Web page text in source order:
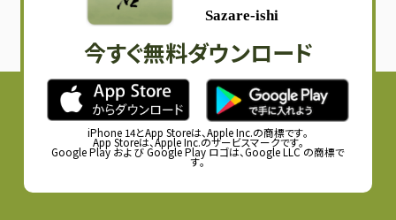
Sazare-ishi
今すぐ無料ダウンロード
iPhone 14とApp Storeは、Apple Inc.の商標です。
App Storeは、Apple Inc.のサービスマークです。
Google Play および Google Play ロゴは、Google LLC の商標で
す。